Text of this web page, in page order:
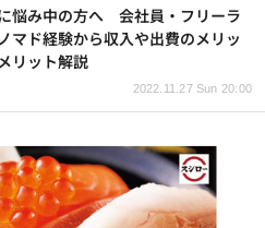
2022.11.27 Sun 20:00
悩み中の方へ 会社員・フリーラ
マド経験から収入や出費のメリッ
リット解説